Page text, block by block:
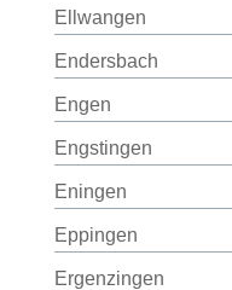
Ellwangen
Endersbach
Engen
Engstingen
Eningen
Eppingen
Ergenzingen